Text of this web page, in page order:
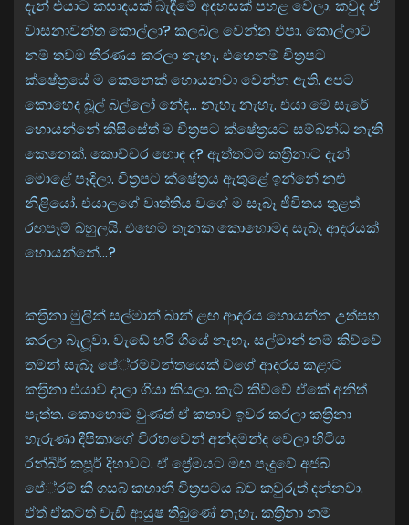
දැන් එයාට කසාදයක් බැඳීමේ අදහසක් පහළ වෙලා. කවුද ඒ
වාසනාවන්ත කොල්ලා? කලබල වෙන්න එපා. කොල්ලාව
නම් තවම තීරණය කරලා නැහැ. එහෙනම් චිත‍්‍රපට
ක්ෂේත‍්‍රයේ ම කෙනෙක් හොයනවා වෙන්න ඇති. අපට
කොහෙද බූල් බල්ලෝ නේද… නැහැ නැහැ. එයා මේ සැරේ
හොයන්නේ කිසිසේත් ම චිත‍්‍රපට ක්ෂේත‍්‍රයට සම්බන්ධ නැති
කෙනෙක්. කොච්චර හොඳ ද? ඇත්තටම කත‍්‍රිනාට දැන්
මොළේ පෑදිලා. චිත‍්‍රපට ක්ෂේත‍්‍රය ඇතුළේ ඉන්නේ නළු
නිළියෝ. එයාලගේ වෘත්තිය වගේ ම සෑබෑ ජීවිතය තුළත්
රඟපෑම් බහුලයි. එහෙම තැනක කොහොමද සැබෑ ආදරයක්
හොයන්නේ…?
කත‍්‍රිනා මුලින් සල්මාන් ඛාන් ළඟ ආදරය හොයන්න උත්සහ
කරලා බැලූවා. වැඬේ හරි ගියේ නැහැ. සල්මාන් නම් කිව්වේ
තමන් සැබෑ පේ‍්‍රමවන්තයෙක් වගේ ආදරය කළාට
කත‍්‍රිනා එයාව දාලා ගියා කියලා. කැට් කිව්වේ ඒකේ අනිත්
පැත්ත. කොහොම වුණත් ඒ කතාව ඉවර කරලා කත‍්‍රිනා
හැරුණා දීපිකාගේ විරහවෙන් අන්දමන්ද වෙලා හිටිය
රන්බීර් කපූර් දිහාවට. ඒ ප්‍රේමයට මඟ පෑදුවේ අජබ්
පේ‍්‍රම් කී ගසබ් කහානී චිත‍්‍රපටය බව කවුරුත් දන්නවා.
ඒත් ඒකටත් වැඩි ආයුෂ තිබුණේ නැහැ. කත‍්‍රිනා නම්